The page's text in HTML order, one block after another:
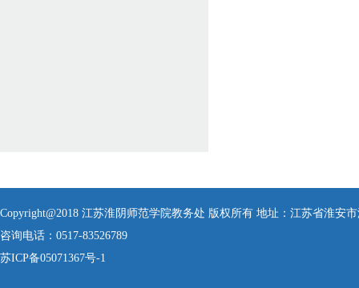
Copyright@2018 江苏淮阴师范学院教务处 版权所有 地址：江苏省淮安
咨询电话：0517-83526789
苏ICP备05071367号-1